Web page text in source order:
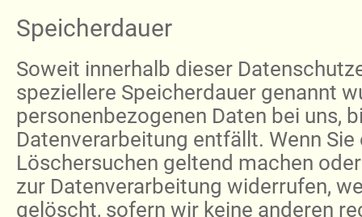
Speicherdauer
Soweit innerhalb dieser
speziellere Speicherdauer genannt
personenbezogenen Daten bei uns,
Datenverarbeitung entfällt. Wenn
Löschersuchen geltend machen
zur Datenverarbeitung widerrufen,
gelöscht, sofern wir keine anderen